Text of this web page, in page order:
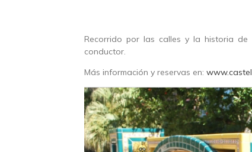
Recorrido por las calles y la historia
conductor.
Más información y reservas en: